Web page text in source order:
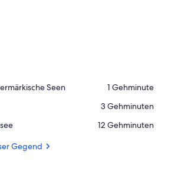
Seen
‪1 Gehminute‬
‪3 Gehminuten‬
‪12 Gehminuten‬
Gegend